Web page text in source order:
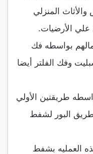
المنزلي
علي الأرضيات.
بواسطه فك
وفك الفلتر أيضا
طريقتين الأولي
طريق البور لشفط
العمليه بشفط